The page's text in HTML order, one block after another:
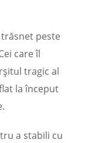
peste
care îl
tragic al
la început
a stabili cu